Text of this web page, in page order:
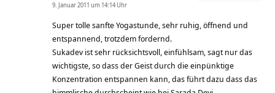
9. Januar 2011 um 14:14 Uhr
Super tolle sanfte Yogastunde, sehr ruhig, öffnend und
entspannend, trotzdem fordernd.
Sukadev ist sehr rücksichtsvoll, einfühlsam, sagt nur das
wichtigste, so dass der Geist durch die einpünktige
Konzentration entspannen kann, das führt dazu dass das